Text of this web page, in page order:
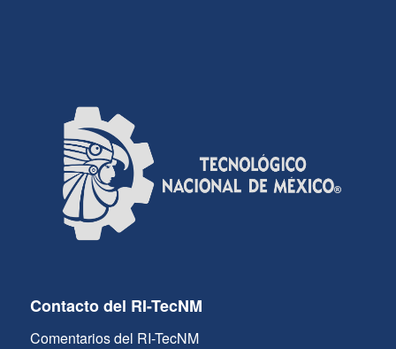
Contacto del RI-TecNM
Comentarios del RI-TecNM